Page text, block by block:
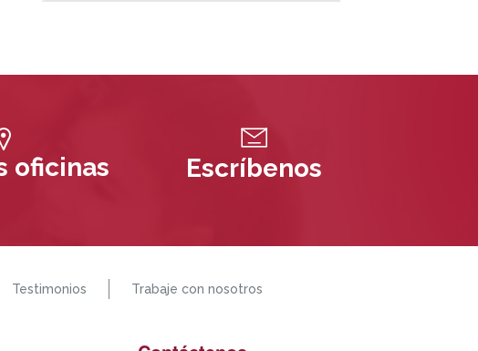
oficinas Escríbenos
Testimonios Trabaje con nosotros